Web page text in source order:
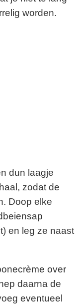
worden.
dun laagje
zodat de
Doop elke
en leg ze naast
over
daarna de
eventueel